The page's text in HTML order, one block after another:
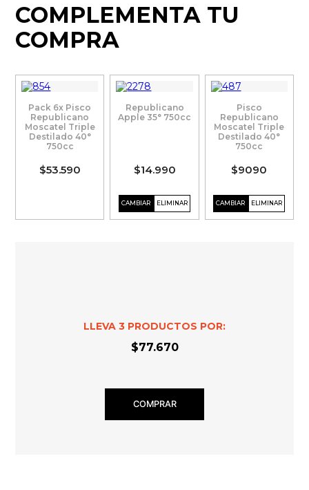
COMPLEMENTA TU
COMPRA
Pack 6x Pisco
Republicano
Moscatel Triple
Destilado 40°
750cc
$53.590
Pisco
Republicano
Moscatel Triple
Destilado 40°
750cc
$9090
Republicano
Apple 35° 750cc
$14.990
LLEVA 3 PRODUCTOS POR:
$77.670
COMPRAR